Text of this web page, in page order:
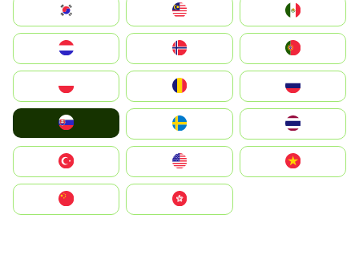
South Korea
United States
中國香港特別行政區